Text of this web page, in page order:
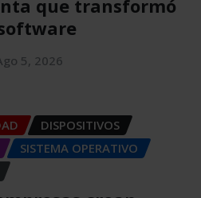
que transformó
5, 2026
DISPOSITIVOS
SISTEMA OPERATIVO